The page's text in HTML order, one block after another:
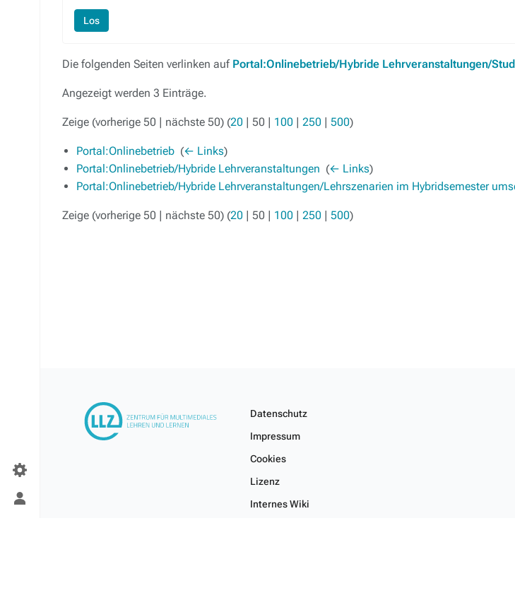
Persönliches
Los
Die folgenden Seiten verlinken auf Portal:Onlinebetrieb/Hybride Lehrveranstaltungen/
Angezeigt werden 3 Einträge.
Zeige (vorherige 50 | nächste 50) (20 | 50 | 100 | 250 | 500)
Portal:Onlinebetrieb (← Links)
Portal:Onlinebetrieb/Hybride Lehrveranstaltungen (← Links)
Portal:Onlinebetrieb/Hybride Lehrveranstaltungen/Lehrszenarien im Hybridsemester
Zeige (vorherige 50 | nächste 50) (20 | 50 | 100 | 250 | 500)
Datenschutz
Impressum
Cookies
Lizenz
Internes Wiki